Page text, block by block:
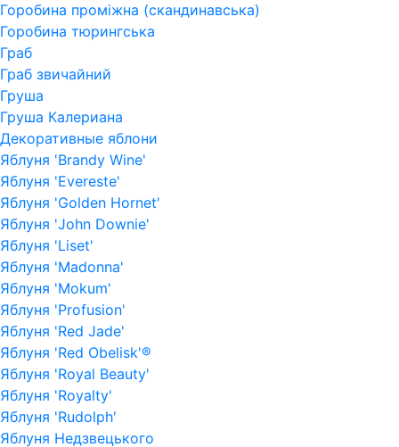
Горобина проміжна (скандинавська)
Горобина тюрингська
Граб
Граб звичайний
Груша
Груша Калериана
Декоративные яблони
Яблуня 'Brandy Wine'
Яблуня 'Evereste'
Яблуня 'Golden Hornet'
Яблуня 'John Downie'
Яблуня 'Liset'
Яблуня 'Madonna'
Яблуня 'Mokum'
Яблуня 'Profusion'
Яблуня 'Red Jade'
Яблуня 'Red Obelisk'®
Яблуня 'Royal Beauty'
Яблуня 'Royalty'
Яблуня 'Rudolph'
Яблуня Недзвецького